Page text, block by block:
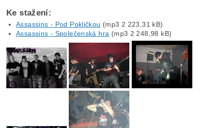
Ke stažení:
Assassins - Pod Pokličkou (mp3 2 223,31 kB)
Assassins - Společenská hra (mp3 2 248,98 kB)